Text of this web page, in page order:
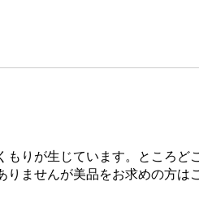
りが生じています。ところど
ませんが美品をお求めの方は